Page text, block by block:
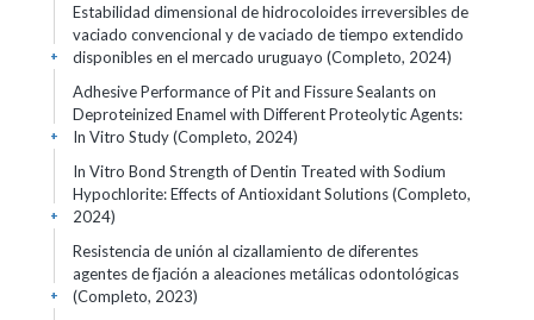
Estabilidad dimensional de hidrocoloides irreversibles de
vaciado convencional y de vaciado de tiempo extendido
disponibles en el mercado uruguayo (Completo, 2024)
+
Adhesive Performance of Pit and Fissure Sealants on
Deproteinized Enamel with Different Proteolytic Agents:
In Vitro Study (Completo, 2024)
+
In Vitro Bond Strength of Dentin Treated with Sodium
Hypochlorite: Effects of Antioxidant Solutions (Completo,
2024)
+
Resistencia de unión al cizallamiento de diferentes
agentes de fjación a aleaciones metálicas odontológicas
(Completo, 2023)
+